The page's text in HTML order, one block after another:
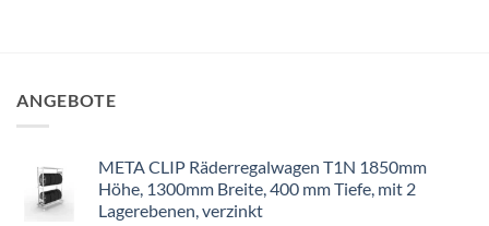
ANGEBOTE
META CLIP Räderregalwagen T1N 1850mm
Höhe, 1300mm Breite, 400 mm Tiefe, mit 2
Lagerebenen, verzinkt